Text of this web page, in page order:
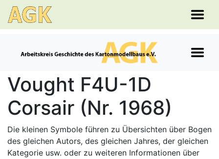
Vought F4U-1D
Corsair (Nr. 1968)
Die kleinen Symbole führen zu Übersichten über Bogen
des gleichen Autors, des gleichen Jahres, der gleichen
Kategorie usw. oder zu weiteren Informationen über